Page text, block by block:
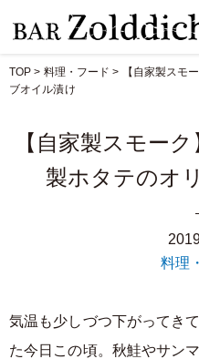
TOP > 料理・フード >
【自家製スモ
ブオイル漬け
【自家製スモー
製ホタテのオ
料理
気温も少しづつ下がってき
た今日この頃。秋鮭やサン